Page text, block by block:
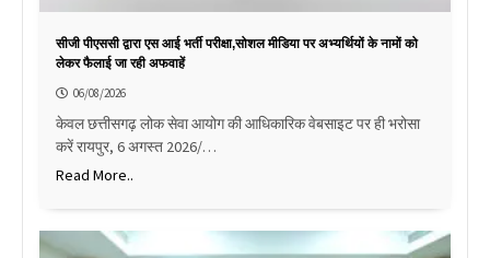
सीजी पीएससी द्वारा एस आई भर्ती परीक्षा,सोशल मीडिया पर अभ्यर्थियों के नामों को
लेकर फैलाई जा रही अफवाहें
06/08/2026
केवल छत्तीसगढ़ लोक सेवा आयोग की आधिकारिक वेबसाइट पर ही भरोसा
करें रायपुर, 6 अगस्त 2026/…
Read More..